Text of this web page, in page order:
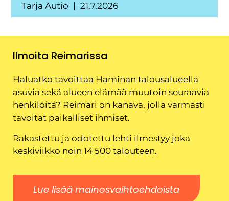
Tarja Autio 21.7.2026
Ilmoita Reimarissa
Haluatko tavoittaa Haminan talousalueella
asuvia sekä alueen elämää muutoin seuraavia
henkilöitä? Reimari on kanava, jolla varmasti
tavoitat paikalliset ihmiset.
Rakastettu ja odotettu lehti ilmestyy joka
keskiviikko noin 14 500 talouteen.
Lue lisää mainosvaihtoehdoista